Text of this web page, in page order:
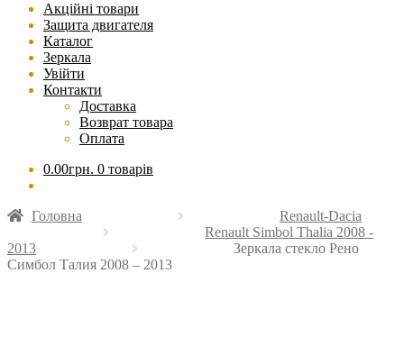
Акційні товари
Защита двигателя
Каталог
Зеркала
Увійти
Контакти
Доставка
Возврат товара
Оплата
0.00грн. 0 товарів
Головна
Renault-Dacia
Renault Simbol Thalia 2008 -
2013
Зеркала стекло Рено
Симбол Талия 2008 – 2013